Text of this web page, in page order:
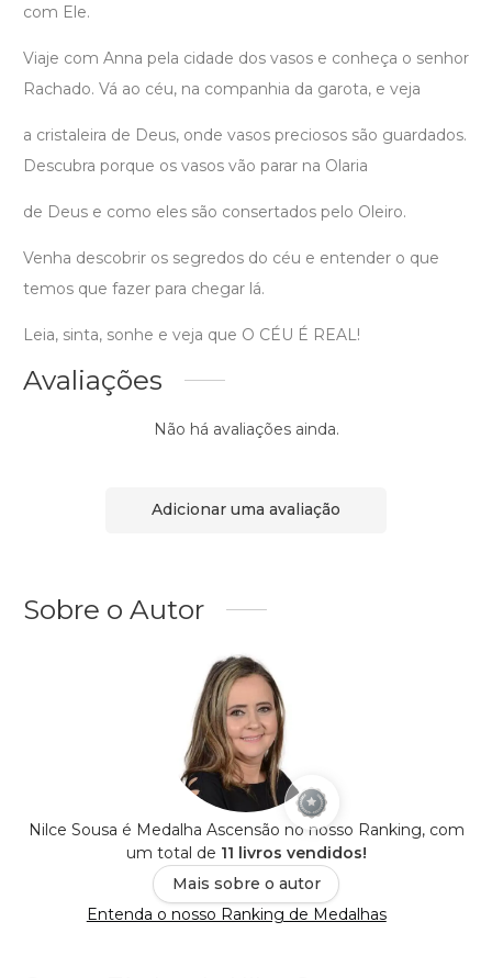
com Ele.
Viaje com Anna pela cidade dos vasos e conheça o senhor
Rachado. Vá ao céu, na companhia da garota, e veja
a cristaleira de Deus, onde vasos preciosos são guardados.
Descubra porque os vasos vão parar na Olaria
de Deus e como eles são consertados pelo Oleiro.
Venha descobrir os segredos do céu e entender o que
temos que fazer para chegar lá.
Leia, sinta, sonhe e veja que O CÉU É REAL!
Avaliações
Não há avaliações ainda.
Adicionar uma avaliação
Sobre o Autor
Nilce Sousa é Medalha Ascensão no nosso Ranking, com
um total de 11 livros vendidos!
Mais sobre o autor
Entenda o nosso Ranking de Medalhas